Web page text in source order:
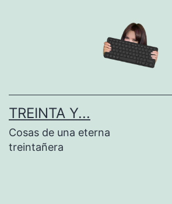
TREINTA Y...
Cosas de una eterna
treintañera